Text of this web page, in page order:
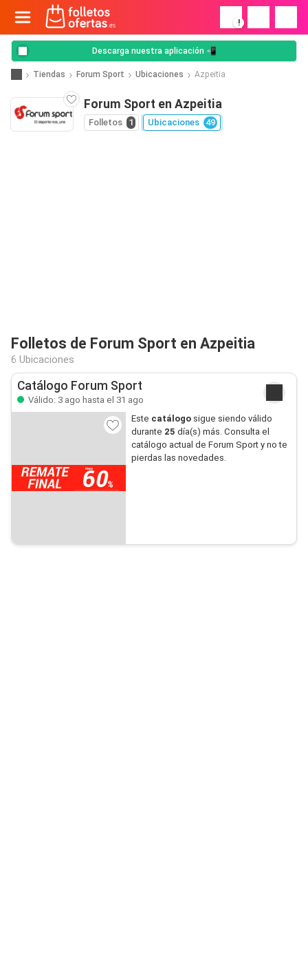
!
Descarga nuestra aplicación 📲
Tiendas Forum Sport Ubicaciones Azpeitia
Forum Sport en Azpeitia
Folletos 1 Ubicaciones 49
Folletos de Forum Sport en Azpeitia
6 Ubicaciones
Catálogo Forum Sport
Válido: 3 ago hasta el 31 ago
Este catálogosigue siendo válido
durante 25 día(s) más. Consulta el
catálogo actual de Forum Sport y no te
pierdas las novedades.